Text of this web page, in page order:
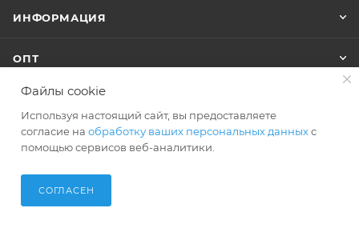
ИНФОРМАЦИЯ
ОПТ
+7 (495) 127-74-40
shop@polar-bags.ru
Файлы cookie
Используя настоящий сайт, вы предоставляете
согласие на обработку ваших персональных данныхс
помощью сервисов веб-аналитики.
СОГЛАСЕН